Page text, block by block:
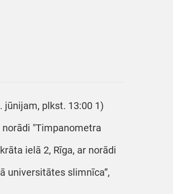
plkst. 13:00 1)
"Timpanometra
ielā 2, Rīga, ar norādi
universitātes slimnīca”,